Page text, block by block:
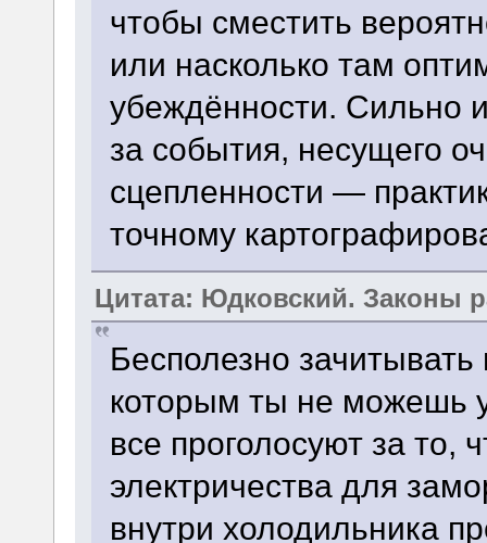
чтобы сместить
или насколько там
убеждённости. Сильно
за события, несущего
сцепленности —
точному
Цитата: Юдковский. Законы
Бесполезно
которым ты не можешь
все проголосуют за то,
электричества для
внутри холодильника